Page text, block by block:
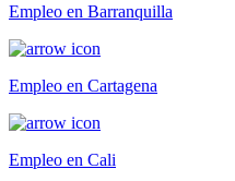
Empleo en Barranquilla
Empleo en Cartagena
Empleo en Cali